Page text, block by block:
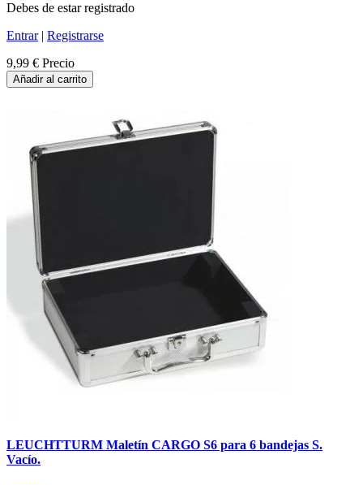
Debes de estar registrado
Entrar| Registrarse
9,99 € Precio
Añadir al carrito
LEUCHTTURM Maletín CARGO S6 para 6 bandejas S.
Vacío.